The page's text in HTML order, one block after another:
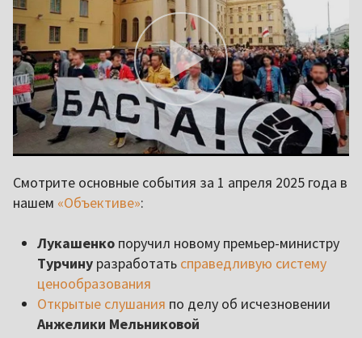
Смотрите основные события за 1 апреля 2025 года в
нашем «Объективе»:
Лукашенко поручил новому премьер-министру
Турчину разработать справедливую систему
ценообразования
Открытые слушания по делу об исчезновении
Анжелики Мельниковой